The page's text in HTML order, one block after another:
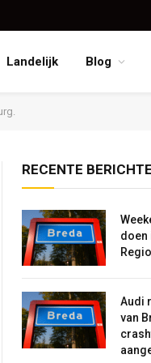
Landelijk Blog
RECENTE
doen
Regio
Audi
van